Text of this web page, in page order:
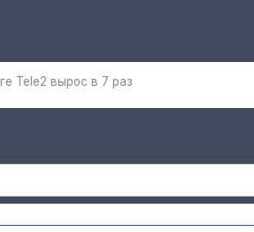
Tele2 вырос в 7 раз